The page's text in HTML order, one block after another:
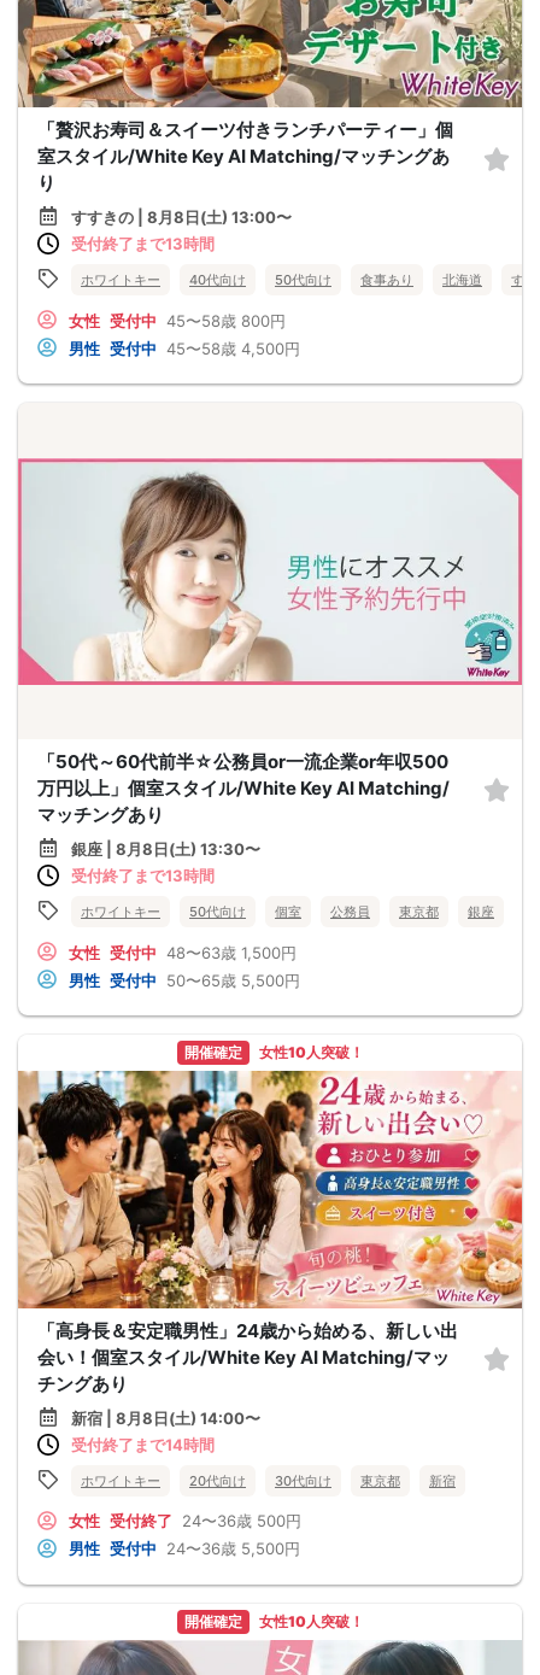
「贅沢お寿司＆スイーツ付きランチパーティー」個
室スタイル/White Key AI Matching/マッチングあ
り
すすきの | 8月8日(土) 13:00〜
受付終了まで13時間
ホワイトキー 40代向け 50代向け 食事あり 北海道 す
女性 受付中 45〜58歳 800円
男性 受付中 45〜58歳 4,500円
「50代～60代前半☆公務員or一流企業or年収500
万円以上」個室スタイル/White Key AI Matching/
マッチングあり
銀座 | 8月8日(土) 13:30〜
受付終了まで13時間
ホワイトキー 50代向け 個室 公務員 東京都 銀座
女性 受付中 48〜63歳 1,500円
男性 受付中 50〜65歳 5,500円
開催確定 女性10人突破！
「高身長＆安定職男性」24歳から始める、新しい出
会い！個室スタイル/White Key AI Matching/マッ
チングあり
新宿 | 8月8日(土) 14:00〜
受付終了まで14時間
ホワイトキー 20代向け 30代向け 東京都 新宿
女性 受付終了 24〜36歳 500円
男性 受付中 24〜36歳 5,500円
開催確定 女性10人突破！